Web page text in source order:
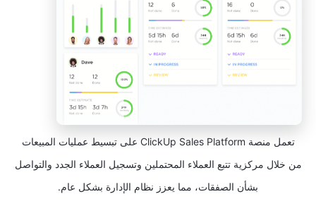
تعمل منصة ClickUp Sales Platform على تبسيط عمليات المبيعات
من خلال مركزية تتبع العملاء المحتملين وتسجيل العملاء الجدد والتواصل
بشأن الصفقات، مما يعزز نظام الإدارة بشكل عام.